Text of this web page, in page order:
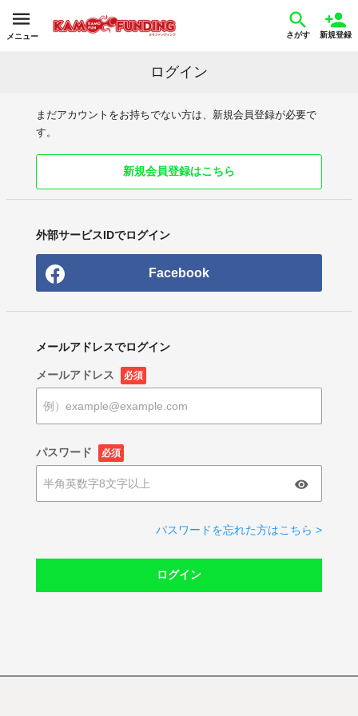
メニュー さがす 新規登録
ログイン
まだアカウントをお持ちでない方は、新規会員登録が必要で
す。
新規会員登録はこちら
外部サービスIDでログイン
Facebook
メールアドレスでログイン
メールアドレス 必須
パスワード 必須
パスワードを忘れた方はこちら >
ログイン